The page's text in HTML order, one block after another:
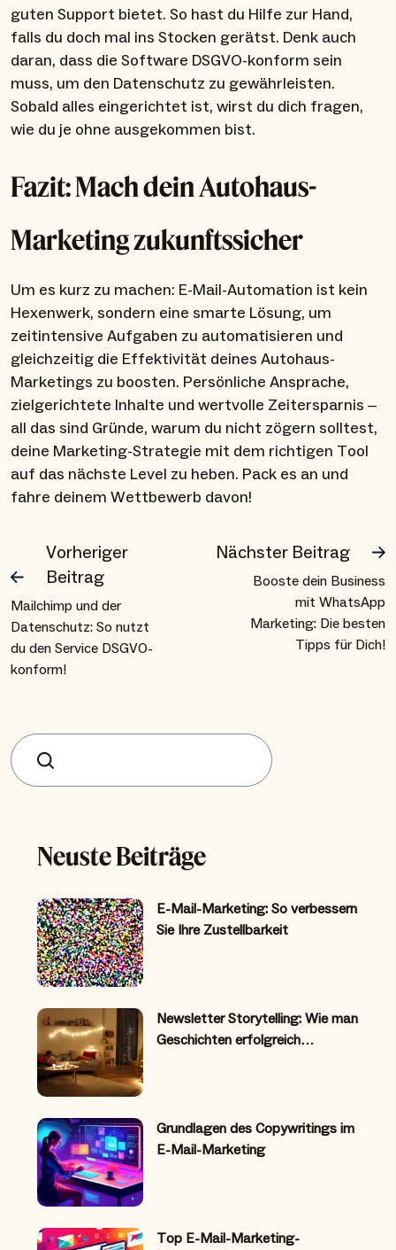
guten Support bietet. So hast du Hilfe zur Hand,
falls du doch mal ins Stocken gerätst. Denk auch
daran, dass die Software DSGVO-konform sein
muss, um den Datenschutz zu gewährleisten.
Sobald alles eingerichtet ist, wirst du dich fragen,
wie du je ohne ausgekommen bist.
Fazit: Mach dein Autohaus-
Marketing zukunftssicher
Um es kurz zu machen: E-Mail-Automation ist kein
Hexenwerk, sondern eine smarte Lösung, um
zeitintensive Aufgaben zu automatisieren und
gleichzeitig die Effektivität deines Autohaus-
Marketings zu boosten. Persönliche Ansprache,
zielgerichtete Inhalte und wertvolle Zeitersparnis –
all das sind Gründe, warum du nicht zögern solltest,
deine Marketing-Strategie mit dem richtigen Tool
auf das nächste Level zu heben. Pack es an und
fahre deinem Wettbewerb davon!
Vorheriger
Beitrag
Mailchimp und der
Datenschutz: So nutzt
du den Service DSGVO-
konform!
Nächster Beitrag
Booste dein Business
mit WhatsApp
Marketing: Die besten
Tipps für Dich!
Suchen
Neuste Beiträge
E-Mail-Marketing: So verbessern
Sie Ihre Zustellbarkeit
Newsletter Storytelling: Wie man
Geschichten erfolgreich…
Grundlagen des Copywritings im
E-Mail-Marketing
Top E-Mail-Marketing-